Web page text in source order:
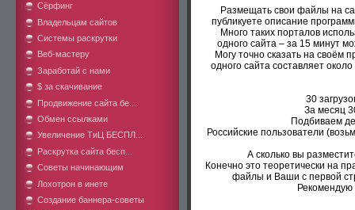
Сёрфинг
Владельцам сайтов
Системы раскрутки
Веб-мастеру
Заработай с нами
$ за скачивание
Продвижение сайта бе...
Обмен ссылками
Увеличение ТиЦ БЕСПЛ...
Раскрутка сайта бесп...
Советы начинающим
Лохотрон в инете
Создание баннера-советы
Размещать свои файлы на
публикуете описание
Много таких порталов
одного сайта – за 15 минут
Могу точно сказать на своём
одного сайта составляет
30
За месяц
Подбиваем
Российские пользователи
А сколько вы
Конечно это теоретически на
файлы и Ваши с первой
Рекомендую